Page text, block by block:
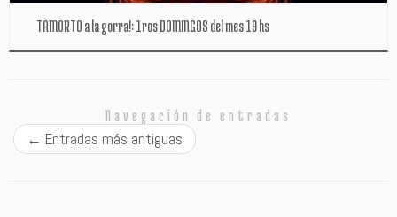
TAMORTO a la gorra!: 1ros DOMINGOS del mes 19 hs
Navegación de entradas
← Entradas más antiguas